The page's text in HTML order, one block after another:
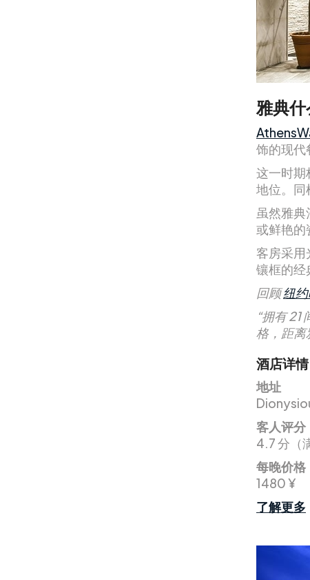
雅典什
饰的现代
这一时期
地位。同
虽然雅
或鲜艳的
客房采用
镶框的经
回顾纽
“拥有
格，距离
酒店详情
地址
客人评分
4.7 分（
每晚价格
1480 ¥
了解更多